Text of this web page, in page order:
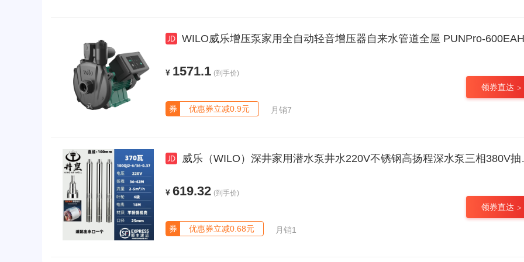
WILO威乐增压泵家用全自动轻音增压器自来水管道全屋 PUNPro-600EAH
¥ 1571.1 (到手价)
券 优惠券立减0.9元 月销7
领券直达
威乐（WILO）深井家用潜水泵井水220V不锈钢高扬程深水泵三相380V抽水机叶轮泵 370瓦-2吨-35米扬程-6叶-18
¥ 619.32 (到手价)
券 优惠券立减0.68元 月销1
领券直达